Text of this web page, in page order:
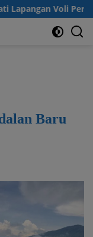
Voli Permanen
Baru